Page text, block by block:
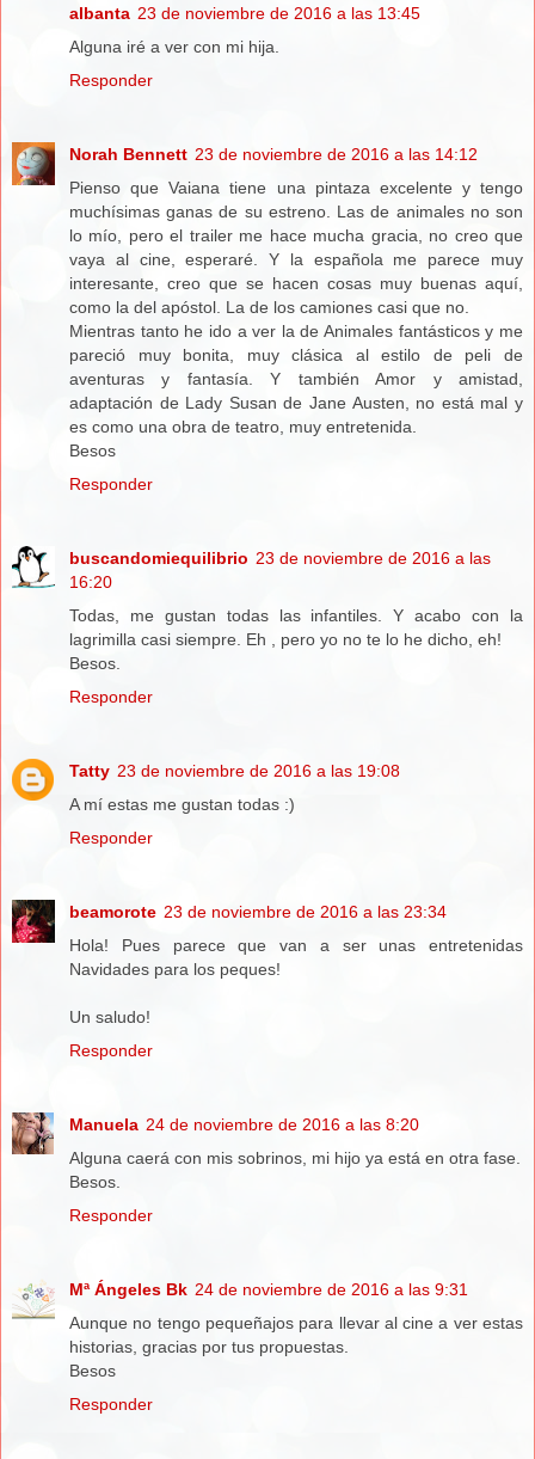
albanta 23 de noviembre de 2016 a las 13:45
Alguna iré a ver con mi hija.
Responder
Norah Bennett 23 de noviembre de 2016 a las 14:12
Pienso que Vaiana tiene una pintaza excelente y tengo
muchísimas ganas de su estreno. Las de animales no son
lo mío, pero el trailer me hace mucha gracia, no creo que
vaya al cine, esperaré. Y la española me parece muy
interesante, creo que se hacen cosas muy buenas aquí,
como la del apóstol. La de los camiones casi que no.
Mientras tanto he ido a ver la de Animales fantásticos y me
pareció muy bonita, muy clásica al estilo de peli de
aventuras y fantasía. Y también Amor y amistad,
adaptación de Lady Susan de Jane Austen, no está mal y
es como una obra de teatro, muy entretenida.
Besos
Responder
buscandomiequilibrio 23 de noviembre de 2016 a las
16:20
Todas, me gustan todas las infantiles. Y acabo con la
lagrimilla casi siempre. Eh , pero yo no te lo he dicho, eh!
Besos.
Responder
Tatty 23 de noviembre de 2016 a las 19:08
A mí estas me gustan todas :)
Responder
beamorote 23 de noviembre de 2016 a las 23:34
Hola! Pues parece que van a ser unas entretenidas
Navidades para los peques!
Un saludo!
Responder
Manuela 24 de noviembre de 2016 a las 8:20
Alguna caerá con mis sobrinos, mi hijo ya está en otra fase.
Besos.
Responder
Mª Ángeles Bk 24 de noviembre de 2016 a las 9:31
Aunque no tengo pequeñajos para llevar al cine a ver estas
historias, gracias por tus propuestas.
Besos
Responder